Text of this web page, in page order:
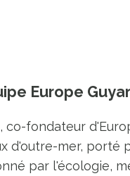
Europe
co-fondateur
d'outre-mer, porté
par l'écologie,